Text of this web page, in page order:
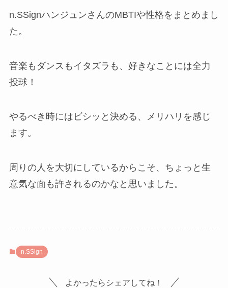
n.SSignハンジュンさんのMBTIや性格をまとめまし
た。
音楽もダンスもイタズラも、好きなことには全力
投球！
やるべき時にはビシッと決める、メリハリを感じ
ます。
周りの人を大切にしているからこそ、ちょっと生
意気な面も許されるのかなと思いました。
n.SSign
よかったらシェアしてね！